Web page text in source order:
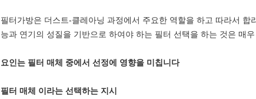
필터가방은 더스트-클레아닝 과정에서 주요한 역할을 하고 따라서 합
능과 연기의 성질을 기반으로 하여야 하는 필터 선택을 하는 것은 매우
요인는 필터 매체 중에서 선정에 영향을 미칩니다
필터 매체 이라는 선택하는 지시